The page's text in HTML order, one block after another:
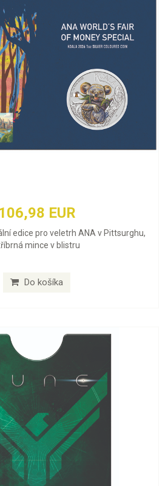
106,98 EUR
edice pro veletrh ANA v Pittsurghu,
mince v blistru
Do košíka